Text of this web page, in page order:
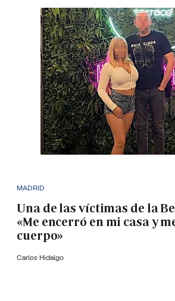
MADRID
Una de las víctimas de la
«Me encerró en mi casa y
cuerpo»
Carlos Hidalgo